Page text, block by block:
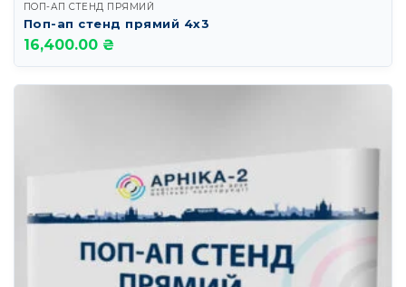
ПОП-АП СТЕНД ПРЯМИЙ
Поп-ап стенд прямий 4х3
16,400.00 ₴